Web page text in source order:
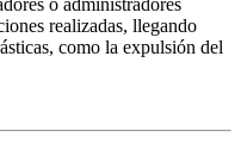
o administradores
realizadas, llegando
como la expulsión del